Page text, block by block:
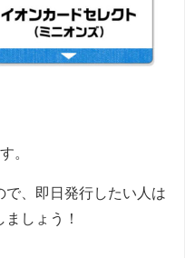
。
、即日発行したい人は
しょう！